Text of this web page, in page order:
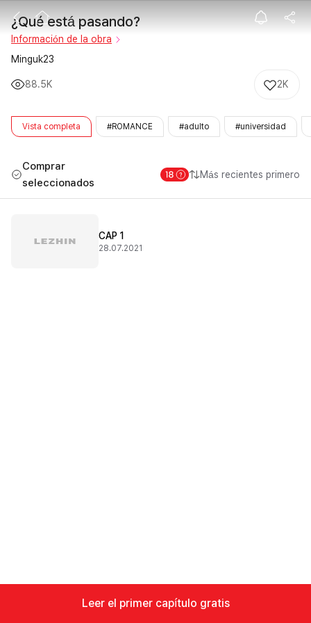
¿Qué está
¿Qué está pasando?
Información de la obra
Minguk23
88.5K 2K
Vista completa #ROMANCE #adulto #universidad
Comprar
seleccionados
Más recientes primero
CAP 1
28.07.2021
Leer el primer capítulo gratis